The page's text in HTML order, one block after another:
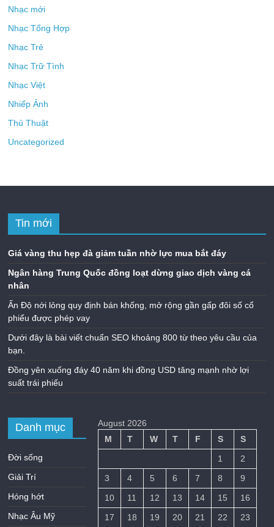
Nhạc mới
Nhạc Tổng Hợp
Nhạc Trẻ
Nhạc Trữ Tình
Nhạc Việt
Nhiếp Ảnh
Thủ Thuật
Uncategorized
Tin mới
Giá vàng thu hẹp đà giảm tuần nhờ lực mua bắt đáy
Ngân hàng Trung Quốc đồng loạt dừng giao dịch vàng cá
nhân
Ấn Độ nới lỏng quy định bán khống, mở rộng gần gấp đôi số cổ
phiếu được phép vay
Dưới đây là bài viết chuẩn SEO khoảng 800 từ theo yêu cầu của
bạn.
Đồng yên xuống đáy 40 năm khi đồng USD tăng mạnh nhờ lợi
suất trái phiếu
Danh mục
Đời sống
Giải Trí
Hóng hớt
Nhạc Âu Mỹ
August 2026
M
T W T F S
S
1
2
3
4 5 6 7 8
9
10
11 12 13 14 15
16
17
18 19 20 21 22 23